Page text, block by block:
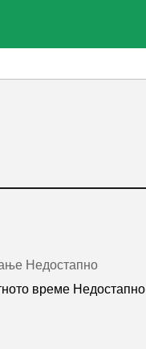
Недостапно
време Недостапно